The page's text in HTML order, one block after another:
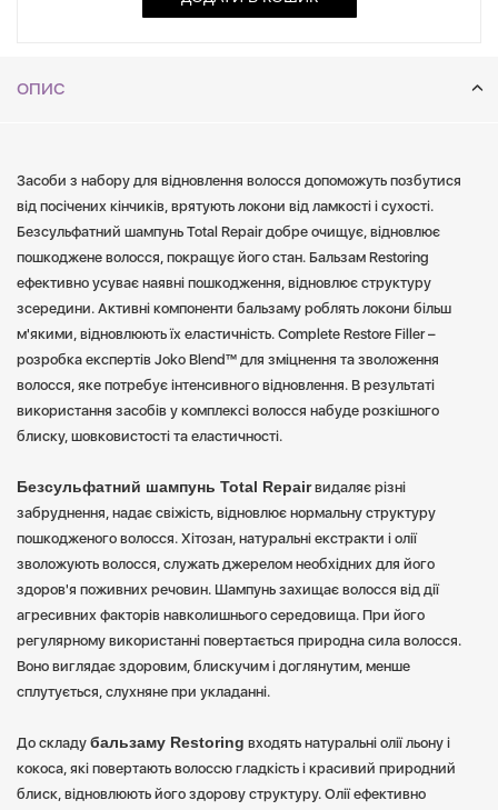
ОПИС
Засоби з набору для відновлення волосся допоможуть позбутися
від посічених кінчиків, врятують локони від ламкості і сухості.
Безсульфатний шампунь Total Repair добре очищує, відновлює
пошкоджене волосся, покращує його стан. Бальзам Restoring
ефективно усуває наявні пошкодження, відновлює структуру
зсередини. Активні компоненти бальзаму роблять локони більш
м'якими, відновлюють їх еластичність. Сomplete Restore Filler –
розробка експертів Joko Blend™ для зміцнення та зволоження
волосся, яке потребує інтенсивного відновлення. В результаті
використання засобів у комплексі волосся набуде розкішного
блиску, шовковистості та еластичності.
Безсульфатний шампунь Total Repairвидаляє різні
забруднення, надає свіжість, відновлює нормальну структуру
пошкодженого волосся. Хітозан, натуральні екстракти і олії
зволожують волосся, служать джерелом необхідних для його
здоров'я поживних речовин. Шампунь захищає волосся від дії
агресивних факторів навколишнього середовища. При його
регулярному використанні повертається природна сила волосся.
Воно виглядає здоровим, блискучим і доглянутим, менше
сплутується, слухняне при укладанні.
До складу бальзаму Restoring входять натуральні олії льону і
кокоса, які повертають волоссю гладкість і красивий природний
блиск, відновлюють його здорову структуру. Олії ефективно